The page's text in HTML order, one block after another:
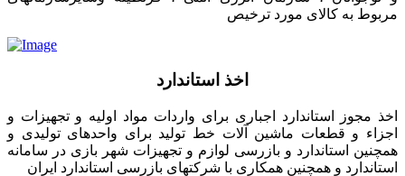
مربوط به کالای مورد ترخیص
اخذ استاندارد
اخذ مجوز استاندارد اجباری برای واردات مواد اولیه و تجهیزات و
اجزاء و قطعات ماشین آلات خط تولید برای واحدهای تولیدی و
همچنین استاندارد و بازرسی لوازم و تجهیزات شهر بازی در سامانه
استاندارد و همچنین همکاری با شرکتهای بازرسی استاندارد ایران